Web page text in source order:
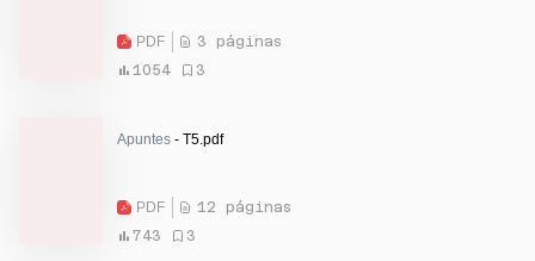
PDF
3 páginas
1054
3
Apuntes - T5.pdf
PDF
12 páginas
743
3